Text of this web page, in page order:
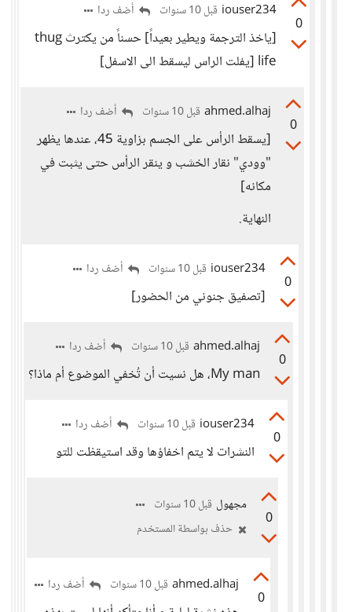
0
iouser234 قبل 10 سنوات أضف ردا
[ياخذ الترجمة ويطير بعيداً] حسناً من يكترث thug
life [يفلت الراس ليسقط الى الاسفل]
0
ahmed.alhaj قبل 10 سنوات أضف ردا
[يسقط الرأس على الجسم بزاوية 45ْ، عندها يظهر
"وودي" نقار الخشب و ينقر الرأس حتى يثبت في
مكانه]
النهاية.
0
iouser234 قبل 10 سنوات أضف ردا
[تصفيق جنوني من الحضور]
0
ahmed.alhaj قبل 10 سنوات أضف ردا
My man، هل نسيت أن تُخفي الموضوع أم ماذا؟
0
iouser234 قبل 10 سنوات أضف ردا
النشرات لا يتم اخفاؤها وقد استيقظت للتو
0
مجهول قبل 10 سنوات
حذف بواسطة المستخدم
0
ahmed.alhaj قبل 10 سنوات أضف ردا